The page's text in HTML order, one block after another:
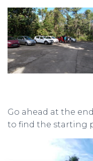
Go ahead at the
to find the starting